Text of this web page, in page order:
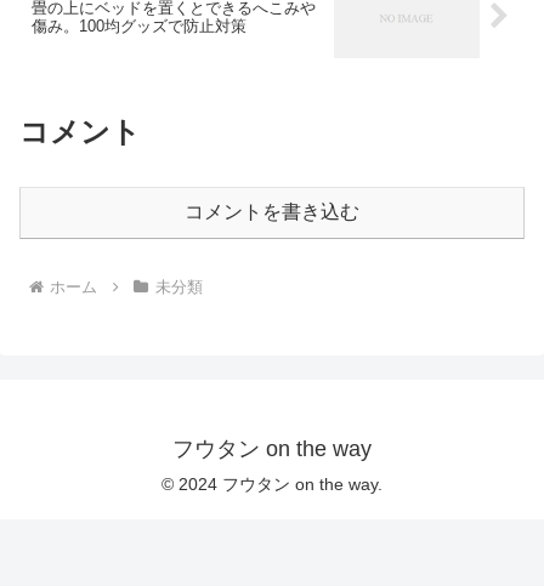
畳の上にベッドを置くとできるへこみや
傷み。100均グッズで防止対策
コメント
コメントを書き込む
ホーム 未分類
フウタン on the way
© 2024 フウタン on the way.